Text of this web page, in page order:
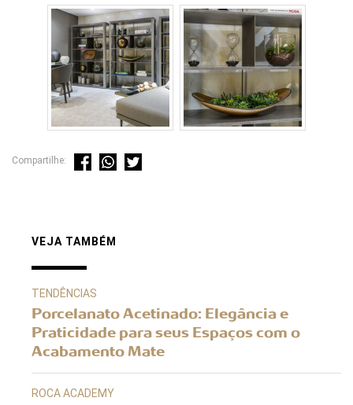
Compartilhe:
VEJA TAMBÉM
TENDÊNCIAS
Porcelanato Acetinado: Elegância e
Praticidade para seus Espaços com o
Acabamento Mate
ROCA ACADEMY